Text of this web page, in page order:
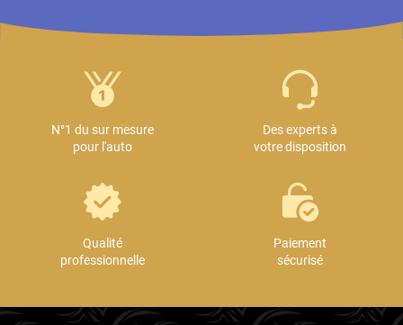
Ssangyong
Subaru
N°1 du sur mesure
pour l'auto
Des experts à
votre disposition
Qualité
professionnelle
Paiement
sécurisé